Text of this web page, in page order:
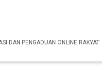
DAN PENGADUAN ONLINE RAKYAT